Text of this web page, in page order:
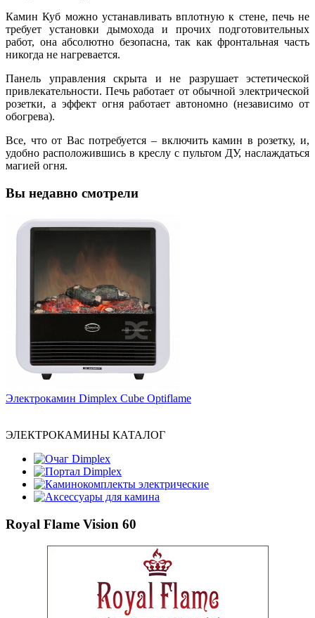
Камин Куб можно устанавливать вплотную к стене, печь не
требует установки дымохода и прочих подготовительных
работ, она абсолютно безопасна, так как фронтальная часть
никогда не нагревается.
Панель управления скрыта и не разрушает эстетической
привлекательности. Печь работает от обычной электрической
розетки, а эффект огня работает автономно (независимо от
обогрева).
Все, что от Вас потребуется – включить камин в розетку, и,
удобно расположившись в креслу с пультом ДУ, наслаждаться
магией огня.
Вы недавно смотрели
Электрокамин Dimplex Cube Optiflame
ЭЛЕКТРОКАМИНЫ КАТАЛОГ
Очаг Dimplex
Портал Dimplex
Каминокомплекты электрические
Аксессуары для камина
Royal Flame Vision 60